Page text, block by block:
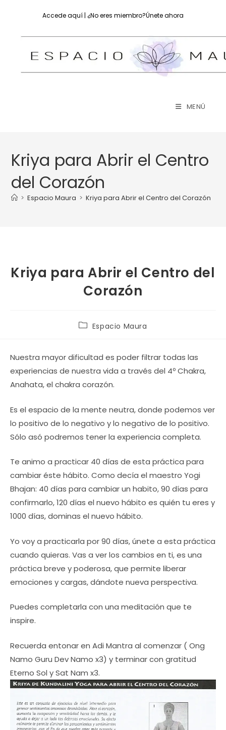
Accede aquí | ¿No eres miembro?Únete ahora
MENÚ
Kriya para Abrir el Centro
del Corazón
> Espacio Maura > Kriya para Abrir el Centro del Corazón
Kriya para Abrir el Centro del
Corazón
Categoría
entrada:
Espacio Maura
Nuestra mayor dificultad es poder filtrar todas las
experiencias de nuestra vida a través del 4º Chakra,
Anahata, el chakra corazón.
Es el espacio de la mente neutra, donde podemos ver
lo positivo de lo negativo y lo negativo de lo positivo.
Sólo asó podremos tener la experiencia completa.
Te animo a practicar 40 días de esta práctica para
cambiar éste hábito. Como decía el maestro Yogi
Bhajan: 40 días para cambiar un habito, 90 días para
confirmarlo, 120 días el nuevo hábito es quién tu eres y
1000 días, dominas el nuevo hábito.
Yo voy a practicarla por 90 días, únete a esta práctica
cuando quieras. Vas a ver los cambios en ti, es una
práctica breve y poderosa, que permite liberar
emociones y cargas, dándote nueva perspectiva.
Puedes completarla con una meditación que te
inspire.
Recuerda entonar en Adi Mantra al comenzar ( Ong
Namo Guru Dev Namo x3) y terminar con gratitud
Eterno Sol y Sat Nam x3.